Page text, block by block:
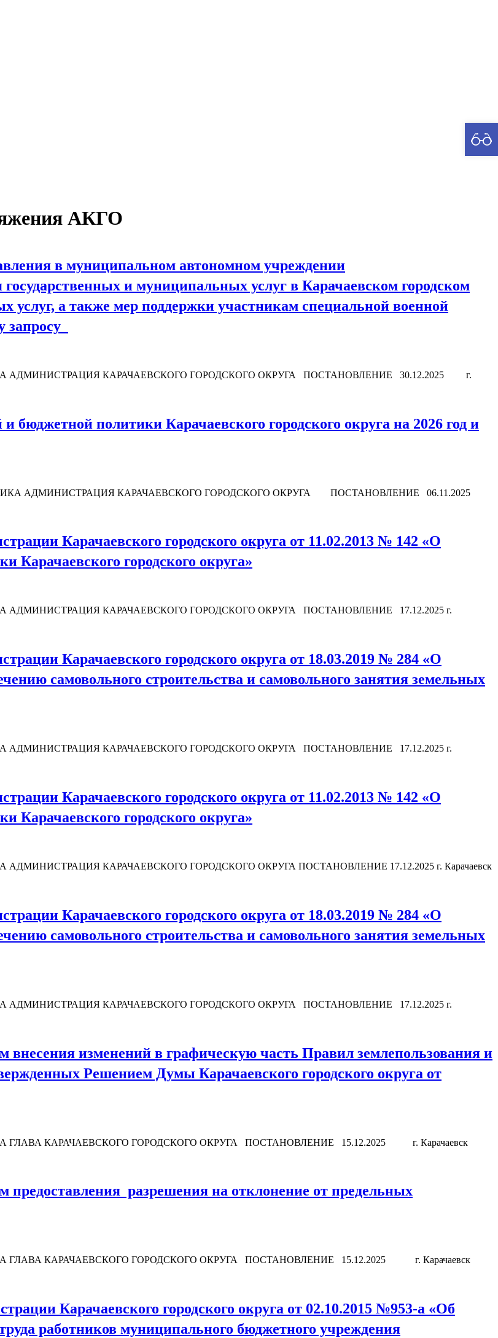
АКГО
в муниципальном автономном учреждении
и муниципальных услуг в Карачаевском городском
услуг, а также мер поддержки участникам специальной военной
запросу
АДМИНИСТРАЦИЯ КАРАЧАЕВСКОГО ГОРОДСКОГО ОКРУГА ПОСТАНОВЛЕНИЕ 30.12.2025 г.
бюджетной политики Карачаевского городского округа на 2026 год и
АДМИНИСТРАЦИЯ КАРАЧАЕВСКОГО ГОРОДСКОГО ОКРУГА ПОСТАНОВЛЕНИЕ 06.11.2025
Карачаевского городского округа от 11.02.2013 № 142 «О
Карачаевского городского округа»
КАРАЧАЕВСКОГО ГОРОДСКОГО ОКРУГА ПОСТАНОВЛЕНИЕ 17.12.2025 г.
Карачаевского городского округа от 18.03.2019 № 284 «О
самовольного строительства и самовольного занятия земельных
КАРАЧАЕВСКОГО ГОРОДСКОГО ОКРУГА ПОСТАНОВЛЕНИЕ 17.12.2025 г.
Карачаевского городского округа от 11.02.2013 № 142 «О
Карачаевского городского округа»
КАРАЧАЕВСКОГО ГОРОДСКОГО ОКРУГА ПОСТАНОВЛЕНИЕ 17.12.2025 г. Карачаевск
Карачаевского городского округа от 18.03.2019 № 284 «О
самовольного строительства и самовольного занятия земельных
КАРАЧАЕВСКОГО ГОРОДСКОГО ОКРУГА ПОСТАНОВЛЕНИЕ 17.12.2025 г.
изменений в графическую часть Правил землепользования и
Решением Думы Карачаевского городского округа от
КАРАЧАЕВСКОГО ГОРОДСКОГО ОКРУГА ПОСТАНОВЛЕНИЕ 15.12.2025 г. Карачаевск
разрешения на отклонение от предельных
КАРАЧАЕВСКОГО ГОРОДСКОГО ОКРУГА ПОСТАНОВЛЕНИЕ 15.12.2025 г. Карачаевск
Карачаевского городского округа от 02.10.2015 №953-а «Об
работников муниципального бюджетного учреждения
Администрация